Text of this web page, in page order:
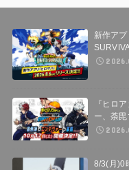
新作ア
『ヒロ
ー、荼
8/3(月)0